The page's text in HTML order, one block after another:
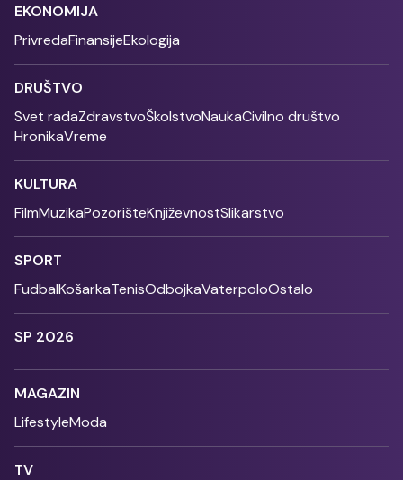
EKONOMIJA
PrivredaFinansijeEkologija
DRUŠTVO
Svet radaZdravstvoŠkolstvoNaukaCivilno društvo
HronikaVreme
KULTURA
FilmMuzikaPozorišteKnjiževnostSlikarstvo
SPORT
FudbalKošarkaTenisOdbojkaVaterpoloOstalo
SP 2026
MAGAZIN
LifestyleModa
TV